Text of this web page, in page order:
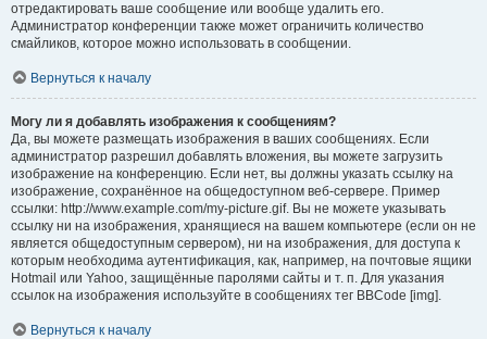
отредактировать ваше сообщение или вообще удалить его.
Администратор конференции также может ограничить количество
смайликов, которое можно использовать в сообщении.
Вернуться к началу
Могу ли я добавлять изображения к сообщениям?
Да, вы можете размещать изображения в ваших сообщениях. Если
администратор разрешил добавлять вложения, вы можете загрузить
изображение на конференцию. Если нет, вы должны указать ссылку на
изображение, сохранённое на общедоступном веб-сервере. Пример
ссылки: http://www.example.com/my-picture.gif. Вы не можете указывать
ссылку ни на изображения, хранящиеся на вашем компьютере (если он не
является общедоступным сервером), ни на изображения, для доступа к
которым необходима аутентификация, как, например, на почтовые ящики
Hotmail или Yahoo, защищённые паролями сайты и т. п. Для указания
ссылок на изображения используйте в сообщениях тег BBCode [img].
Вернуться к началу